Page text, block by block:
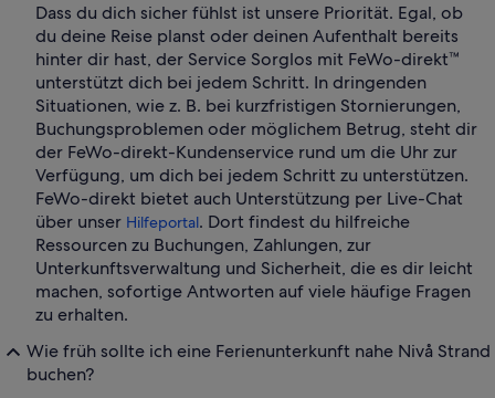
Dass du dich sicher fühlst ist unsere Priorität. Egal, ob
du deine Reise planst oder deinen Aufenthalt bereits
hinter dir hast, der Service Sorglos mit FeWo-direkt™
unterstützt dich bei jedem Schritt. In dringenden
Situationen, wie z. B. bei kurzfristigen Stornierungen,
Buchungsproblemen oder möglichem Betrug, steht dir
der FeWo-direkt-Kundenservice rund um die Uhr zur
Verfügung, um dich bei jedem Schritt zu unterstützen.
FeWo-direkt bietet auch Unterstützung per Live-Chat
über unser Hilfeportal. Dort findest du hilfreiche
Ressourcen zu Buchungen, Zahlungen, zur
Unterkunftsverwaltung und Sicherheit, die es dir leicht
machen, sofortige Antworten auf viele häufige Fragen
zu erhalten.
Wie früh sollte ich eine Ferienunterkunft nahe Nivå Strand
buchen?